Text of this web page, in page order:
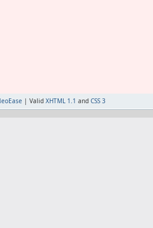
| Valid XHTML 1.1 and CSS 3